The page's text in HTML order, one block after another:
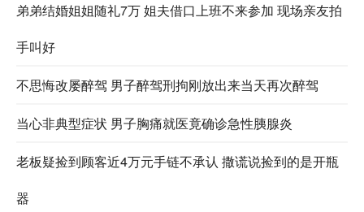
弟弟结婚姐姐随礼7万 姐夫借口上班不来参加 现场亲友拍
手叫好
不思悔改屡醉驾 男子醉驾刑拘刚放出来当天再次醉驾
当心非典型症状 男子胸痛就医竟确诊急性胰腺炎
老板疑捡到顾客近4万元手链不承认 撒谎说捡到的是开瓶
器